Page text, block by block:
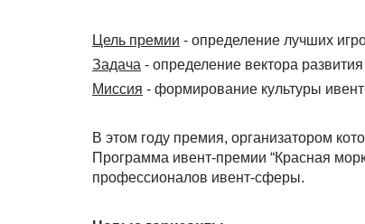
Цель премии - определение лучших
Задача - определение вектора
Миссия - формирование культуры
В этом году премия, организатором
Программа ивент-премии “Красная
профессионалов ивент-сферы.